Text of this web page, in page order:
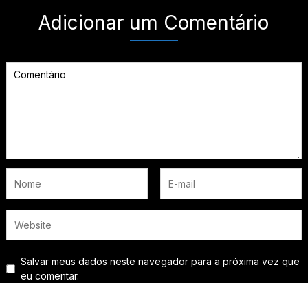
Adicionar um Comentário
Salvar meus dados neste navegador para a próxima vez que
eu comentar.